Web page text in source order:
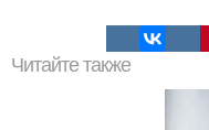
Читайте также